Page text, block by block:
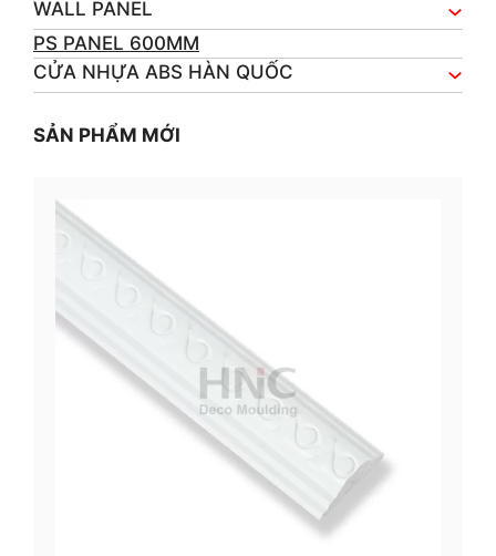
WALL PANEL
PS PANEL 600MM
CỬA NHỰA ABS HÀN QUỐC
SẢN PHẨM MỚI